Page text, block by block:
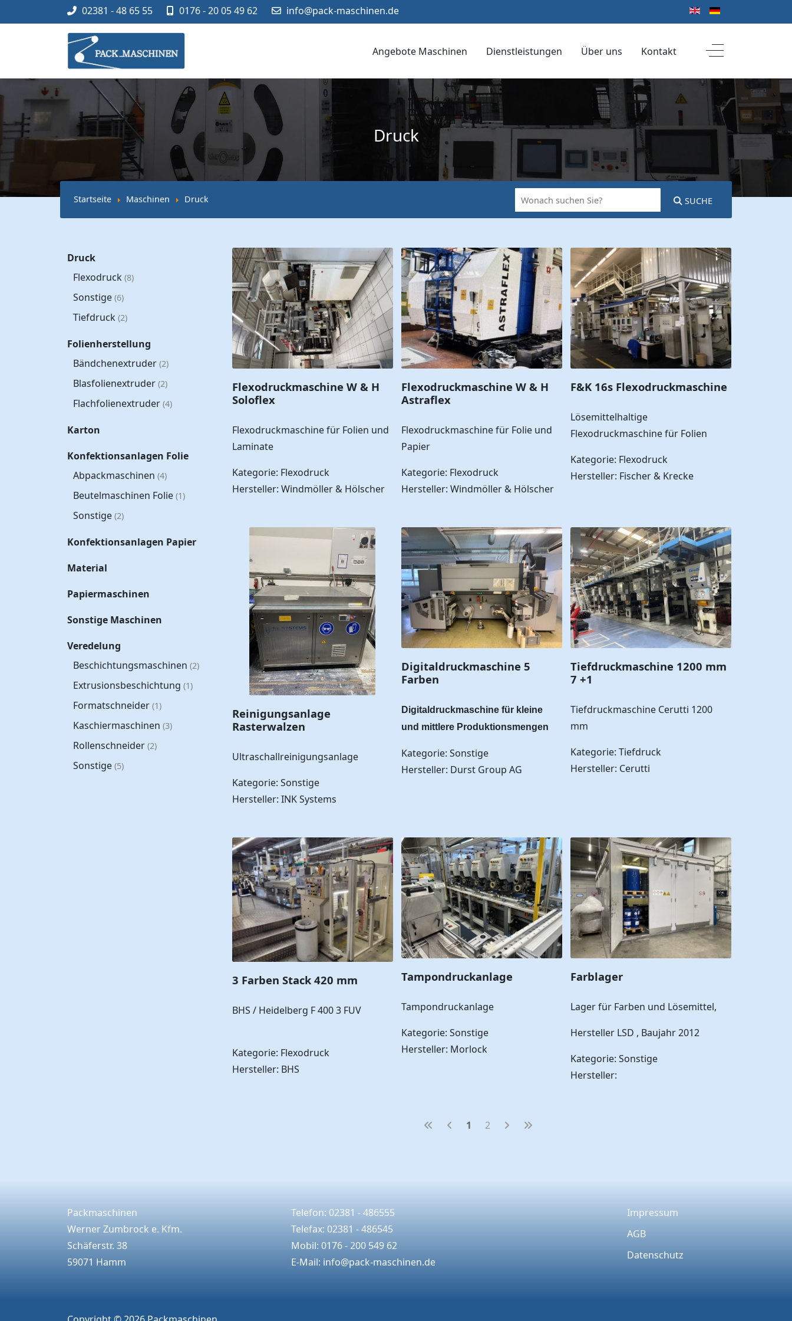
02381 - 48 65 55 0176 - 20 05 49 62 info@pack-maschinen.de Sprache auswählen
Angebote Maschinen Dienstleistungen Über uns Kontakt Off-Canvas
Druck
Startseite Maschinen Druck SUCHE
Druck
Flexodruck (8)
Sonstige (6)
Tiefdruck (2)
Folienherstellung
Bändchenextruder (2)
Blasfolienextruder (2)
Flachfolienextruder (4)
Karton
Konfektionsanlagen Folie
Abpackmaschinen (4)
Beutelmaschinen Folie (1)
Sonstige (2)
Konfektionsanlagen Papier
Material
Papiermaschinen
Sonstige Maschinen
Veredelung
Beschichtungsmaschinen (2)
Extrusionsbeschichtung (1)
Formatschneider (1)
Kaschiermaschinen (3)
Rollenschneider (2)
Sonstige (5)
Flexodruckmaschine W & H
Soloflex
Flexodruckmaschine für Folien und
Laminate
Kategorie: Flexodruck
Hersteller: Windmöller & Hölscher
Flexodruckmaschine W & H
Astraflex
Flexodruckmaschine für Folie und
Papier
Kategorie: Flexodruck
Hersteller: Windmöller & Hölscher
F&K 16s Flexodruckmaschine
Lösemittelhaltige
Flexodruckmaschine für Folien
Kategorie: Flexodruck
Hersteller: Fischer & Krecke
Reinigungsanlage
Rasterwalzen
Ultraschallreinigungsanlage
Kategorie: Sonstige
Hersteller: INK Systems
Digitaldruckmaschine 5
Farben
Digitaldruckmaschine für kleine
und mittlere Produktionsmengen
Kategorie: Sonstige
Hersteller: Durst Group AG
Tiefdruckmaschine 1200 mm
7 +1
Tiefdruckmaschine Cerutti 1200
mm
Kategorie: Tiefdruck
Hersteller: Cerutti
3 Farben Stack 420 mm
BHS / Heidelberg F 400 3 FUV
Kategorie: Flexodruck
Hersteller: BHS
Tampondruckanlage
Tampondruckanlage
Kategorie: Sonstige
Hersteller: Morlock
Farblager
Lager für Farben und Lösemittel,
Hersteller LSD , Baujahr 2012
Kategorie: Sonstige
Hersteller:
1 2
Packmaschinen
Werner Zumbrock e. Kfm.
Schäferstr. 38
59071 Hamm
Telefon: 02381 - 486555
Telefax: 02381 - 486545
Mobil: 0176 - 200 549 62
E-Mail: info@pack-maschinen.de
Impressum
AGB
Datenschutz